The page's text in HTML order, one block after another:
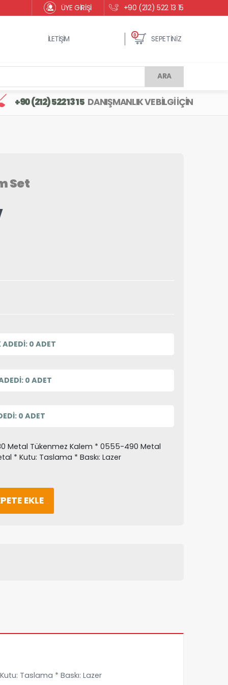
ÜYE GİRİŞİ +90 (212) 522 13 15
İLETİŞİM 0 SEPETİNİZ
ARA
+90 (212) 522 13 15 DANIŞMANLIK VE BİLGİ İÇİN
Set
0 ADET
0 ADET
0 ADET
Metal Tükenmez Kalem * 0555-490 Metal
* Kutu: Taslama * Baskı: Lazer
EKLE
Taslama * Baskı: Lazer